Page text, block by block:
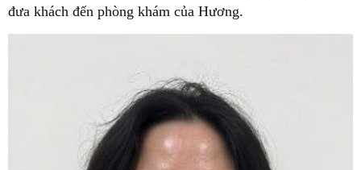
đưa khách đến phòng khám của Hương.